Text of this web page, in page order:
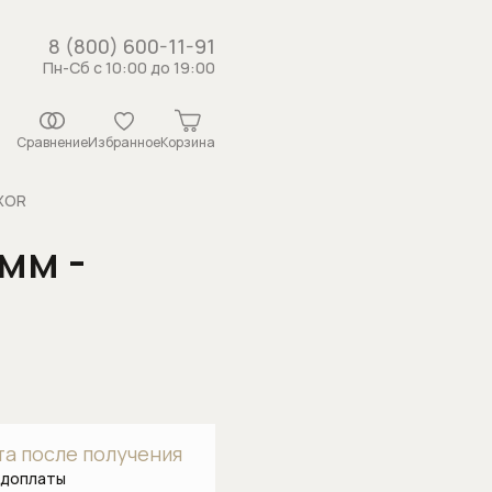
8 (800) 600-11-91
Пн-Сб с 10:00 до 19:00
СравнениеИзбранноеКорзина
-
после получения